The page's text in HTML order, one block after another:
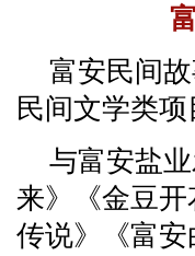
富安民间
民间文学类项
与富安盐
来》《金豆
传说》《富